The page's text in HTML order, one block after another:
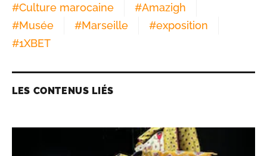
#Culture marocaine #Amazigh
#Musée #Marseille #exposition
#1XBET
LES CONTENUS LIÉS